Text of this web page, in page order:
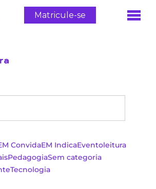
Matricule-se
ConvidaEM IndicaEventoleitura
PedagogiaSem categoria
Tecnologia